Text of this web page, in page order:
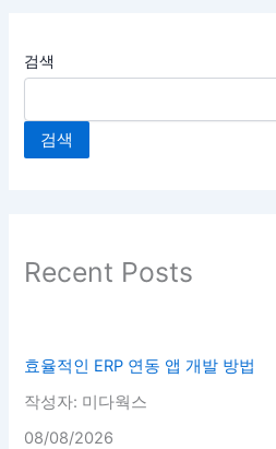
검색
검색
Recent Posts
효율적인 ERP 연동 앱 개발 방법
작성자: 미다웍스
08/08/2026